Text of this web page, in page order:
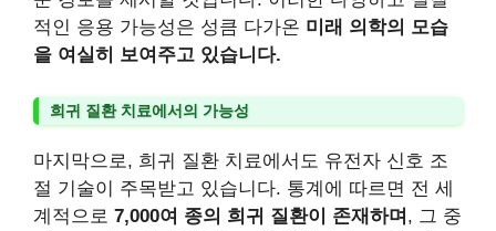
적인 응용 가능성은 성큼 다가온 미래 의학의 모습
을 여실히 보여주고 있습니다.
희귀 질환 치료에서의 가능성
마지막으로, 희귀 질환 치료에서도 유전자 신호 조
절 기술이 주목받고 있습니다. 통계에 따르면 전 세
계적으로 7,000여 종의 희귀 질환이 존재하며 , 그 중